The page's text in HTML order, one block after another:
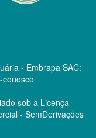
- Embrapa SAC:
conosco
sob a Licença
- SemDerivações